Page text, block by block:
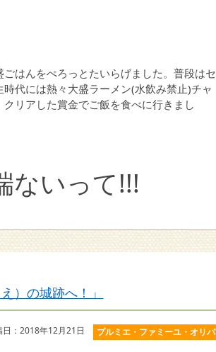
はんをぺろっとたいらげました。普段はセ
代には熱々大盛ラーメン(水飲み禁止)チャ
リアした賞金でご飯を食べに行きまし
ないって!!!
）の城跡へ！」
プルミエ・ファミーユ・オリバ
日：2018年12月21日